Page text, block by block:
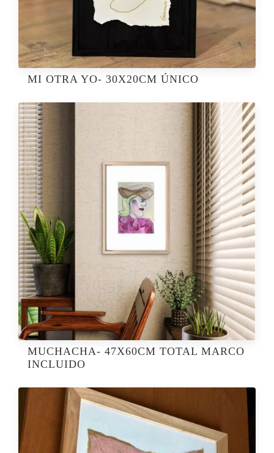
MI OTRA YO- 30X20CM ÚNICO
MUCHACHA- 47X60CM TOTAL MARCO
INCLUIDO